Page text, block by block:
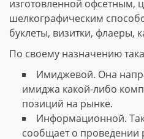
изготовленной офсетным,
шелкографическим
буклеты, визитки, флаеры,
По своему назначению
Имиджевой. Она
имиджа какой-либо
позиций на рынке.
Информационной.
сообщает о проведении